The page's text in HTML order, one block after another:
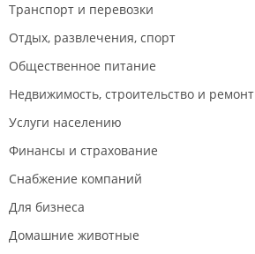
Транспорт и перевозки
Отдых, развлечения, спорт
Общественное питание
Недвижимость, строительство и ремонт
Услуги населению
Финансы и страхование
Снабжение компаний
Для бизнеса
Домашние животные